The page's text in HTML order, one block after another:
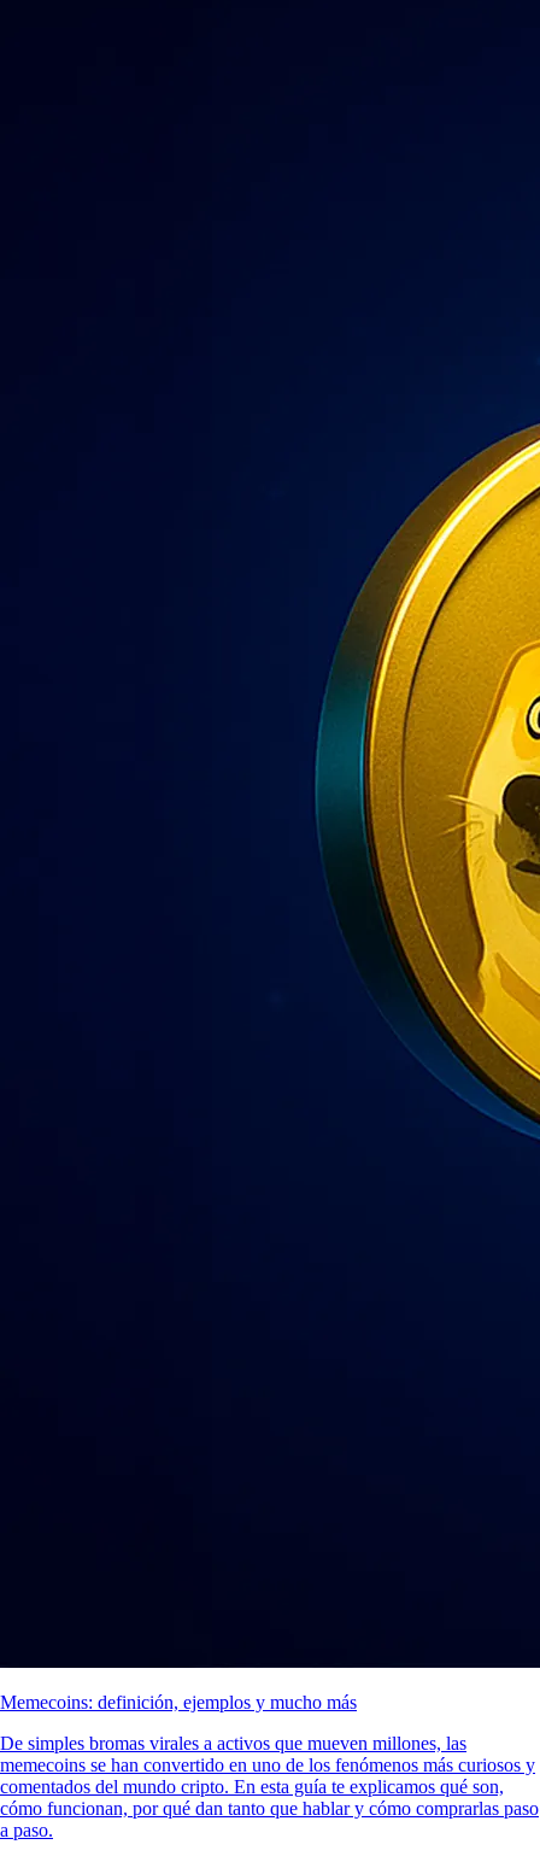
Memecoins: definición, ejemplos y mucho más
De simples bromas virales a activos que mueven millones, las
memecoins se han convertido en uno de los fenómenos más curiosos y
comentados del mundo cripto. En esta guía te explicamos qué son,
cómo funcionan, por qué dan tanto que hablar y cómo comprarlas paso
a paso.